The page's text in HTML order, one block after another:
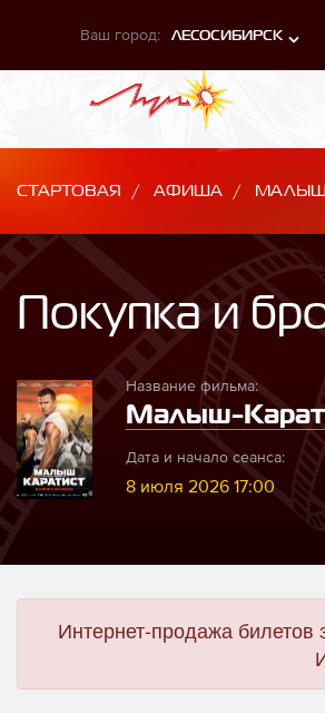
Ваш город: ЛЕСОСИБИРСК
СТАРТОВАЯ АФИША
Покупка и
Название фильма:
Малыш-
Дата и начало сеанса:
8 июля 2026 17:00
Интернет-продажа билетов